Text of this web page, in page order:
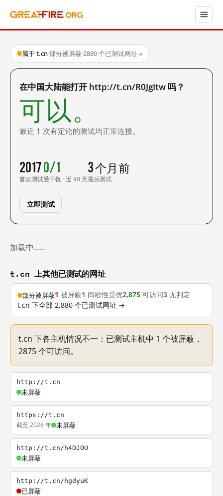
属于 t.cn·部分被屏蔽·2880 个已测试网址→
在中国大陆能打开 http://t.cn/R0JgItw 吗？
可以。
最近 1 次有定论的测试均正常连接。
2017
首次测试
0/1
受干扰 · 近 90 天
3 个月前
最后测试
立即测试
加载中……
t.cn 上其他已测试的网址
部分被屏蔽1 被屏蔽1 间歇性受扰2,875 可访问3 无判定
t.cn 下全部 2,880 个已测试网址 →
t.cn 下各主机情况不一：已测试主机中 1 个被屏蔽，
2875 个可访问。
http://t.cn
未屏蔽
https://t.cn
截至 2026 年 未屏蔽
http://t.cn/h4DJOU
未屏蔽
http://t.cn/hgdyuK
已屏蔽